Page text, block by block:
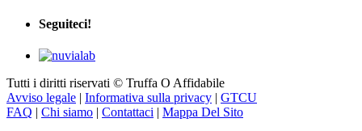
Seguiteci!
Tutti i diritti riservati © Truffa O Affidabile
Avviso legale | Informativa sulla privacy | GTCU
FAQ | Chi siamo | Contattaci | Mappa Del Sito